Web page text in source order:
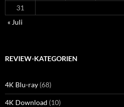
31
« Juli
REVIEW-KATEGORIEN
4K Blu-ray (68)
4K Download (10)